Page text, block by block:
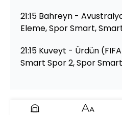
21:15 Bahreyn -
Eleme, Spor Smart,
21:15 Kuveyt - Ürdün
Smart Spor 2, Spor